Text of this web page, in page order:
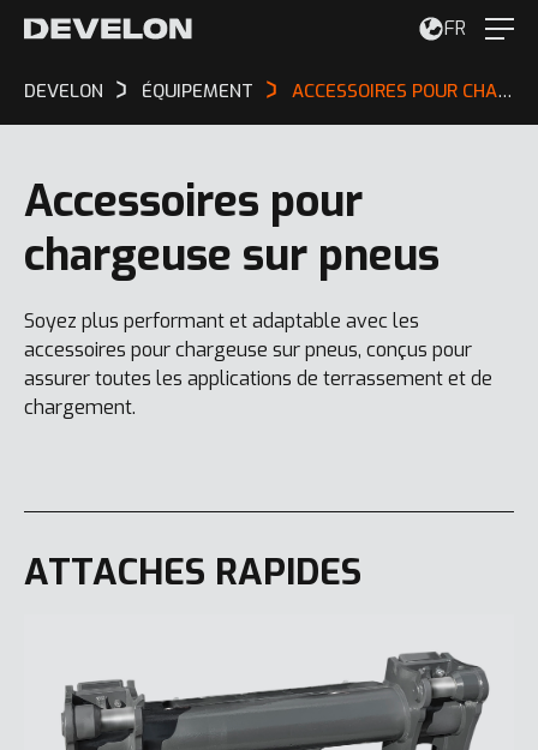
FR
DEVELON ÉQUIPEMENT ACCESSOIRES POUR CHARGEUSE SUR PNEUS
Accessoires pour
chargeuse sur pneus
Soyez plus performant et adaptable avec les
accessoires pour chargeuse sur pneus, conçus pour
assurer toutes les applications de terrassement et de
chargement.
ATTACHES RAPIDES